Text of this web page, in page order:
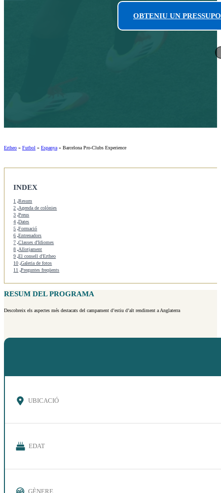
OBTENIU UN
Ertheo » Futbol » Espanya » Barcelona Pro-Clubs Experience
INDEX
1 Resum
2 Agenda de colònies
3 Preus
4 Dates
5 Formació
6 Entrenadors
7 Classes d'Idiomes
8 Allotjament
9 El consell d'Ertheo
10 Galeria de fotos
11 Preguntes freqüents
RESUM DEL PROGRAMA
Descobreix els aspectes més destacats del campament d’estiu d’alt rendiment a Anglaterra
UBICACIÓ
EDAT
GÈNERE